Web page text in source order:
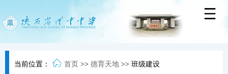
当前位置： 首页 >> 德育天地 >> 班级建设